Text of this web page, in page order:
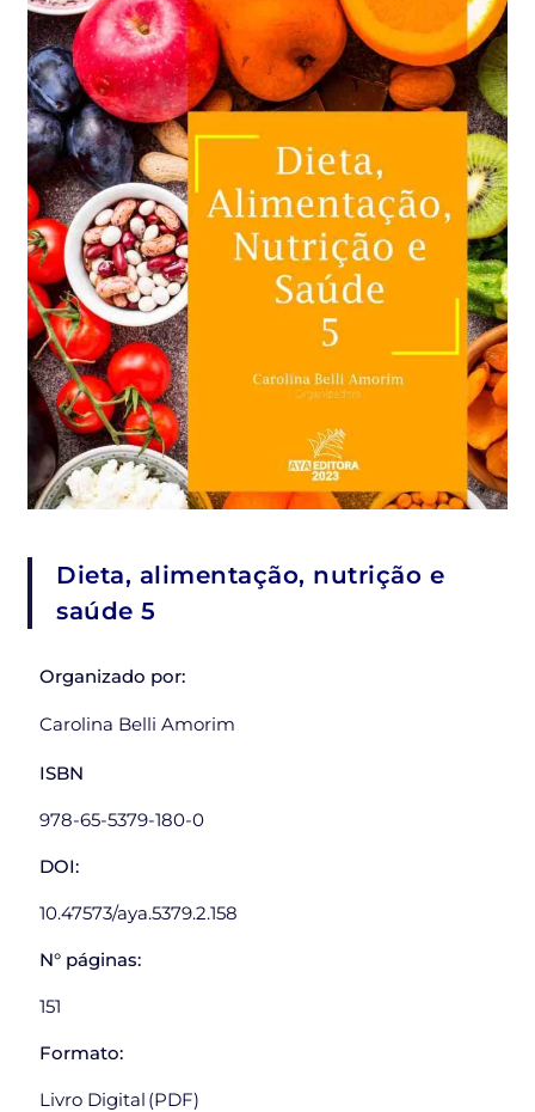
Dieta, alimentação, nutrição e
saúde 5
Organizado por:
Carolina Belli Amorim
ISBN
978-65-5379-180-0
DOI:
10.47573/aya.5379.2.158
N° páginas:
151
Formato:
Livro Digital (PDF)